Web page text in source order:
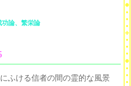
功論、繁栄論
ふける信者の間の霊的な風景